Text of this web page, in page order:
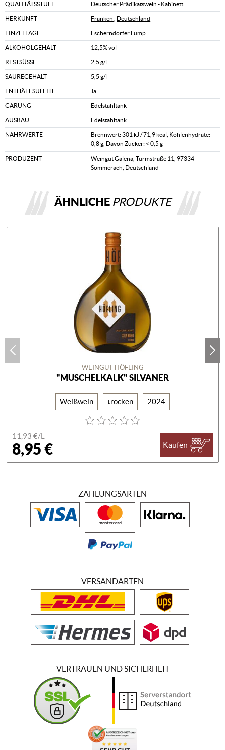
QUALITÄTSSTUFE Deutscher Prädikatswein - Kabinett
HERKUNFT Franken Deutschland
EINZELLAGE Escherndorfer Lump
ALKOHOLGEHALT 12,5% vol
RESTSÜSSE 2,5 g/l
SÄUREGEHALT 5,5 g/l
ENTHÄLT SULFITE Ja
GÄRUNG Edelstahltank
AUSBAU Edelstahltank
NÄHRWERTE
Brennwert: 301 kJ / 71,9 kcal, Kohlenhydrate:
0,8 g, Davon Zucker: < 0,5 g
PRODUZENT
Weingut Galena, Turmstraße 11, 97334
Sommerach, Deutschland
ÄHNLICHE PRODUKTE
WEINGUT HÖFLING
"MUSCHELKALK" SILVANER
Weißwein trocken 2024
11,93 €/L
8,95 € Kaufen
ZAHLUNGSARTEN
VERSANDARTEN
VERTRAUEN UND SICHERHEIT